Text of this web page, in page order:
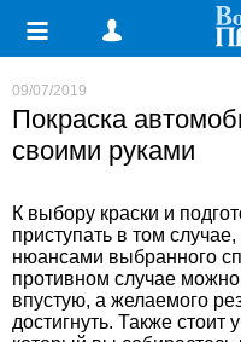
09/07/2019
Покраска
своими руками
К выбору краски и
приступать в том
нюансами выбранного
противном случае
впустую, а желаемого
достигнуть. Также стоит